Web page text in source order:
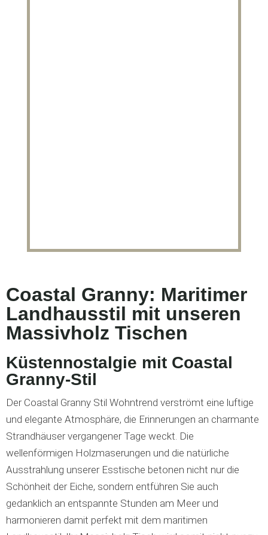
Coastal Granny: Maritimer
Landhausstil mit unseren
Massivholz Tischen
Küstennostalgie mit Coastal
Granny-Stil
Der Coastal Granny Stil Wohntrend verströmt eine luftige
und elegante Atmosphäre, die Erinnerungen an charmante
Strandhäuser vergangener Tage weckt. Die
wellenförmigen Holzmaserungen und die natürliche
Ausstrahlung unserer Esstische betonen nicht nur die
Schönheit der Eiche, sondern entführen Sie auch
gedanklich an entspannte Stunden am Meer und
harmonieren damit perfekt mit dem maritimen